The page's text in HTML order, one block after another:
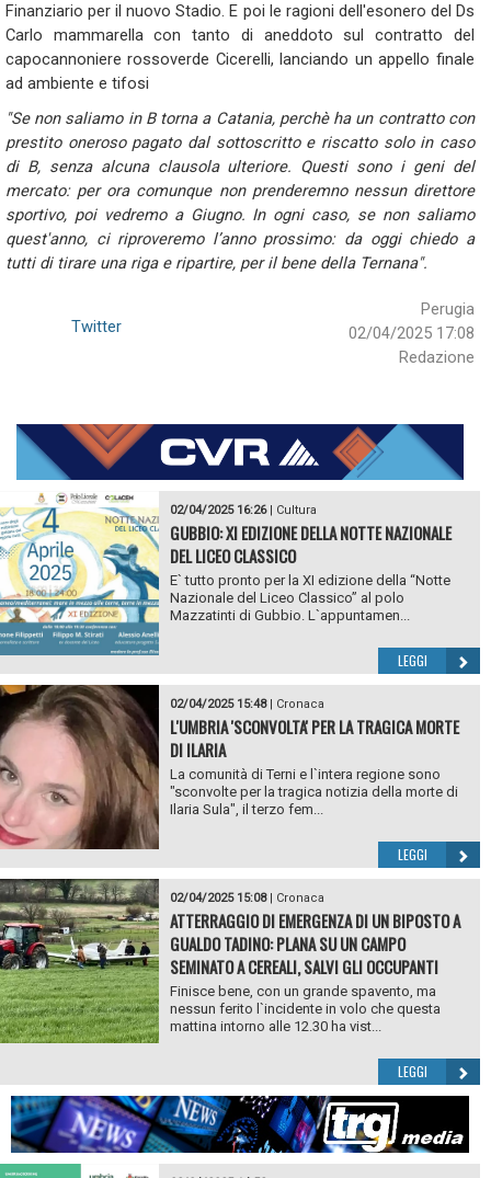
Finanziario per il nuovo Stadio. E poi le ragioni dell'esonero del Ds
Carlo mammarella con tanto di aneddoto sul contratto del
capocannoniere rossoverde Cicerelli, lanciando un appello finale
ad ambiente e tifosi
"Se non saliamo in B torna a Catania, perchè ha un contratto con
prestito oneroso pagato dal sottoscritto e riscatto solo in caso
di B, senza alcuna clausola ulteriore. Questi sono i geni del
mercato: per ora comunque non prenderemno nessun direttore
sportivo, poi vedremo a Giugno. In ogni caso, se non saliamo
quest'anno, ci riproveremo l’anno prossimo: da oggi chiedo a
tutti di tirare una riga e ripartire, per il bene della Ternana".
Perugia
02/04/2025 17:08
Redazione
Twitter
02/04/2025 16:26| Cultura
GUBBIO: XI EDIZIONE DELLA NOTTE NAZIONALE
DEL LICEO CLASSICO
E` tutto pronto per la XI edizione della “Notte
Nazionale del Liceo Classico” al polo
Mazzatinti di Gubbio. L`appuntamen...
LEGGI
02/04/2025 15:48| Cronaca
L'UMBRIA 'SCONVOLTA' PER LA TRAGICA MORTE
DI ILARIA
La comunità di Terni e l`intera regione sono
"sconvolte per la tragica notizia della morte di
Ilaria Sula", il terzo fem...
LEGGI
02/04/2025 15:08| Cronaca
ATTERRAGGIO DI EMERGENZA DI UN BIPOSTO A
GUALDO TADINO: PLANA SU UN CAMPO
SEMINATO A CEREALI, SALVI GLI OCCUPANTI
Finisce bene, con un grande spavento, ma
nessun ferito l`incidente in volo che questa
mattina intorno alle 12.30 ha vist...
LEGGI